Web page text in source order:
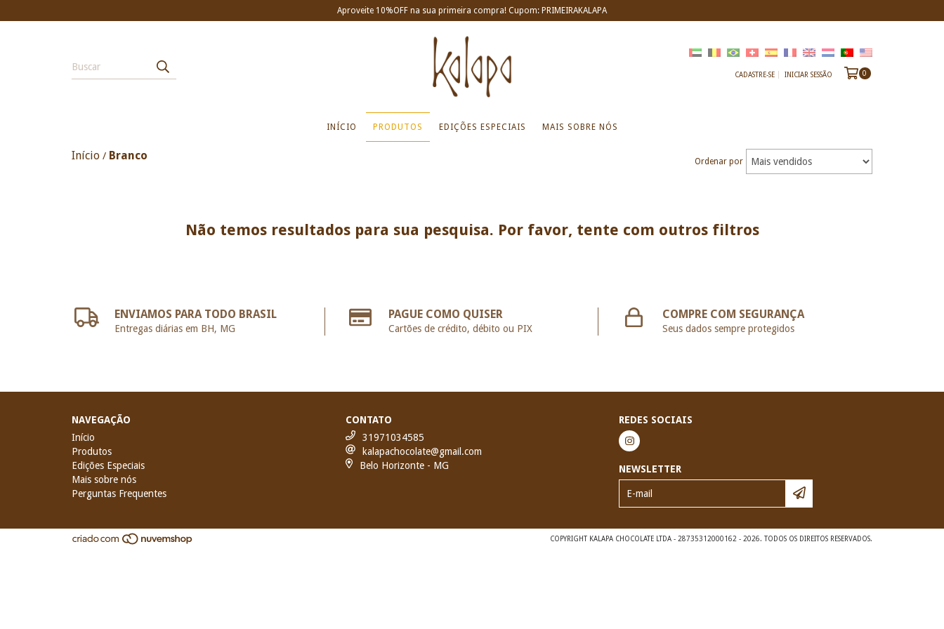
Aproveite 10%OFF na sua primeira compra! Cupom: PRIMEIRAKALAPA
CADASTRE-SE INICIAR SESSÃO 0
INÍCIO PRODUTOS EDIÇÕES ESPECIAIS MAIS SOBRE NÓS
Início / Branco Ordenar por
Não temos resultados para sua pesquisa. Por favor, tente com outros filtros
ENVIAMOS PARA TODO BRASIL
Entregas diárias em BH, MG
PAGUE COMO QUISER
Cartões de crédito, débito ou PIX
COMPRE COM SEGURANÇA
Seus dados sempre protegidos
NAVEGAÇÃO
Início
Produtos
Edições Especiais
Mais sobre nós
Perguntas Frequentes
CONTATO
31971034585
kalapachocolate@gmail.com
Belo Horizonte - MG
REDES SOCIAIS
NEWSLETTER
COPYRIGHT KALAPA CHOCOLATE LTDA - 28735312000162 - 2026. TODOS OS DIREITOS RESERVADOS.